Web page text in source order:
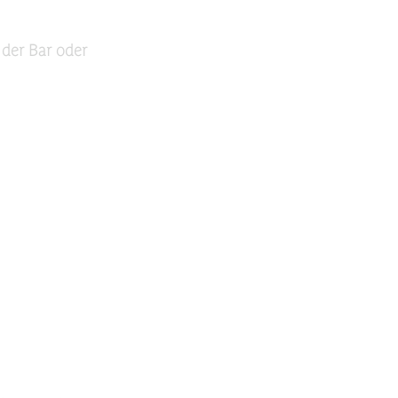
Bar oder